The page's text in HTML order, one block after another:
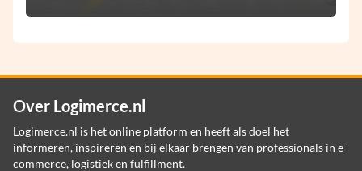
Over Logimerce.nl
Logimerce.nl is het online platform en heeft als doel het
informeren, inspireren en bij elkaar brengen van professionals in e-
commerce, logistiek en fulfillment.